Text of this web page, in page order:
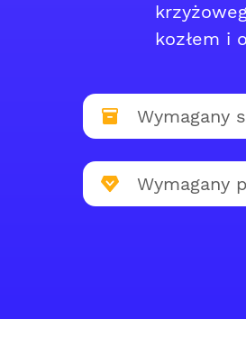
kozłem i
Wymagany
Wymagany